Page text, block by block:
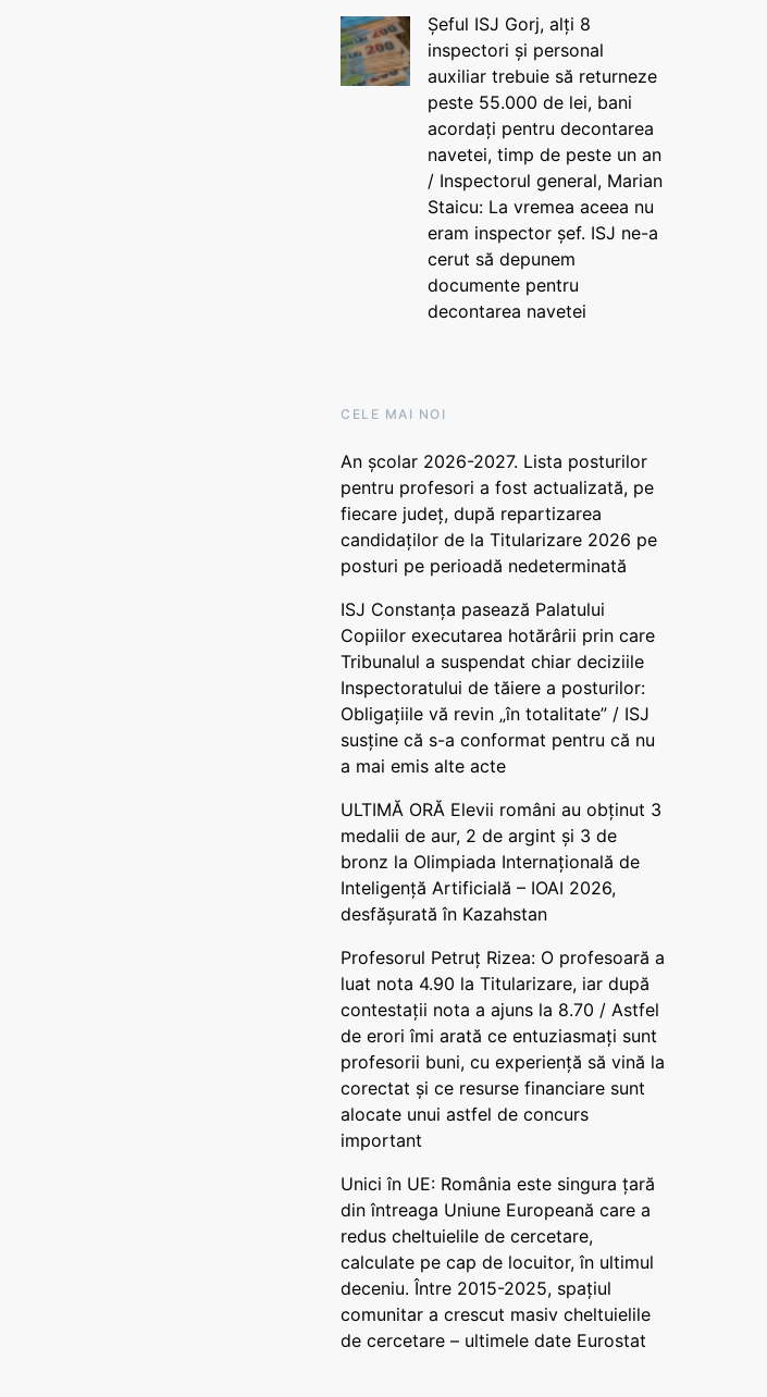
Șeful ISJ Gorj, alți 8
inspectori și personal
auxiliar trebuie să returneze
peste 55.000 de lei, bani
acordați pentru decontarea
navetei, timp de peste un an
/ Inspectorul general, Marian
Staicu: La vremea aceea nu
eram inspector șef. ISJ ne-a
cerut să depunem
documente pentru
decontarea navetei
CELE MAI NOI
An școlar 2026-2027. Lista posturilor
pentru profesori a fost actualizată, pe
fiecare județ, după repartizarea
candidaților de la Titularizare 2026 pe
posturi pe perioadă nedeterminată
ISJ Constanța pasează Palatului
Copiilor executarea hotărârii prin care
Tribunalul a suspendat chiar deciziile
Inspectoratului de tăiere a posturilor:
Obligațiile vă revin „în totalitate” / ISJ
susține că s-a conformat pentru că nu
a mai emis alte acte
ULTIMĂ ORĂ Elevii români au obținut 3
medalii de aur, 2 de argint și 3 de
bronz la Olimpiada Internațională de
Inteligență Artificială – IOAI 2026,
desfășurată în Kazahstan
Profesorul Petruț Rizea: O profesoară a
luat nota 4.90 la Titularizare, iar după
contestații nota a ajuns la 8.70 / Astfel
de erori îmi arată ce entuziasmați sunt
profesorii buni, cu experiență să vină la
corectat și ce resurse financiare sunt
alocate unui astfel de concurs
important
Unici în UE: România este singura țară
din întreaga Uniune Europeană care a
redus cheltuielile de cercetare,
calculate pe cap de locuitor, în ultimul
deceniu. Între 2015-2025, spațiul
comunitar a crescut masiv cheltuielile
de cercetare – ultimele date Eurostat